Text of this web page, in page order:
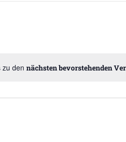
zu den nächsten bevorstehenden